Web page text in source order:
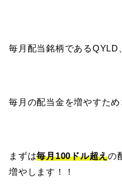
毎月配当銘柄であるQYLD
毎月の配当金を増やすため
まずは毎月100ドル超えの
増やします！！